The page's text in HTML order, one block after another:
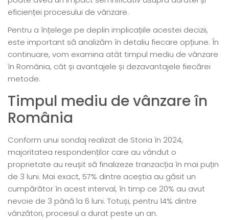
eficienței procesului de vânzare.
Pentru a înțelege pe deplin implicațiile acestei decizii,
este important să analizăm în detaliu fiecare opțiune. În
continuare, vom examina atât timpul mediu de vânzare
în România, cât și avantajele și dezavantajele fiecărei
metode.
Timpul mediu de vânzare în
România
Conform unui sondaj realizat de Storia în 2024,
majoritatea respondenților care au vândut o
proprietate au reușit să finalizeze tranzacția în mai puțin
de 3 luni. Mai exact, 57% dintre aceștia au găsit un
cumpărător în acest interval, în timp ce 20% au avut
nevoie de 3 până la 6 luni. Totuși, pentru 14% dintre
vânzători, procesul a durat peste un an.